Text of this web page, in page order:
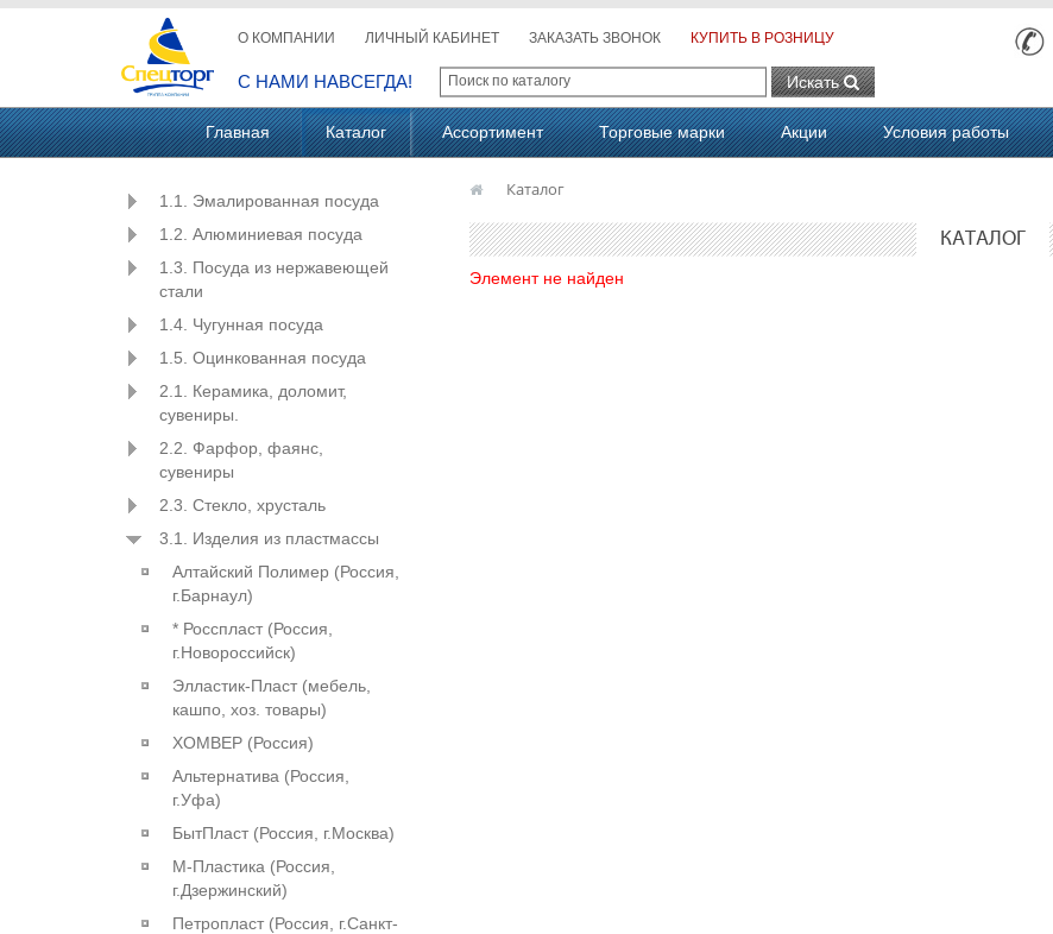
О КОМПАНИИ ЛИЧНЫЙ КАБИНЕТ ЗАКАЗАТЬ ЗВОНОК КУПИТЬ В РОЗНИЦУ
С НАМИ НАВСЕГДА! Искать
Главная Каталог Ассортимент Торговые марки Акции Условия работы
1.1. Эмалированная посуда
1.2. Алюминиевая посуда
1.3. Посуда из нержавеющей
стали
1.4. Чугунная посуда
1.5. Оцинкованная посуда
2.1. Керамика, доломит,
сувениры.
2.2. Фарфор, фаянс,
сувениры
2.3. Стекло, хрусталь
3.1. Изделия из пластмассы
Алтайский Полимер (Россия,
г.Барнаул)
* Росспласт (Россия,
г.Новороссийск)
Элластик-Пласт (мебель,
кашпо, хоз. товары)
ХОМВЕР (Россия)
Альтернатива (Россия,
г.Уфа)
БытПласт (Россия, г.Москва)
М-Пластика (Россия,
г.Дзержинский)
Петропласт (Россия, г.Санкт-
Каталог
КАТАЛОГ
Элемент не найден